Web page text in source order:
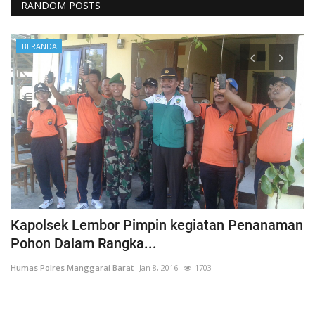
RANDOM POSTS
BERANDA
Kapolsek Lembor Pimpin kegiatan Penanaman
Pohon Dalam Rangka...
Humas Polres Manggarai Barat Jan 8, 2016 1703